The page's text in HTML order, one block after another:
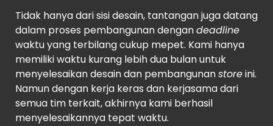
Tidak hanya dari sisi desain, tantangan juga datang
dalam proses pembangunan dengandeadline
waktu yang terbilang cukup mepet. Kami hanya
memiliki waktu kurang lebih dua bulan untuk
menyelesaikan desain dan pembangunanstoreini.
Namun dengan kerja keras dan kerjasama dari
semua tim terkait, akhirnya kami berhasil
menyelesaikannya tepat waktu.